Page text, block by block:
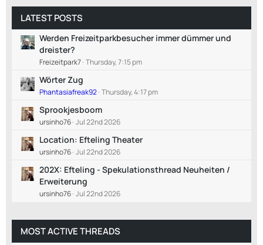
LATEST POSTS
Werden Freizeitparkbesucher immer dümmer und
dreister?
Freizeitpark7 Thursday, 7:15 pm
Wörter Zug
Phantasiafreak92 Thursday, 4:17 pm
Sprookjesboom
ursinho76 Jul 22nd 2026
Location: Efteling Theater
ursinho76 Jul 22nd 2026
202X: Efteling - Spekulationsthread Neuheiten /
Erweiterung
ursinho76 Jul 22nd 2026
MOST ACTIVE THREADS